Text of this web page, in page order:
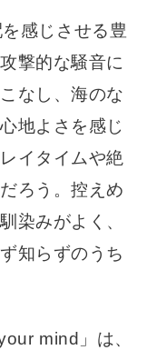
感じさせる豊
撃的な騒音に
なし、海のな
地よさを感じ
イタイムや絶
ろう。控えめ
染みがよく、
知らずのうち
mind」は、